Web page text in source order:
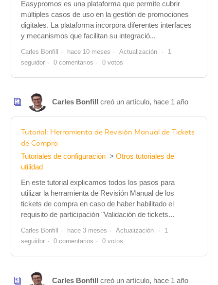
Easypromos es una plataforma que permite cubrir
múltiples casos de uso en la gestión de promociones
digitales. La plataforma incorpora diferentes interfaces
y mecanismos que facilitan su integració...
Carles Bonfill hace 10 meses Actualización
1
seguidor
0 comentarios 0 votos
Carles Bonfill creó un artículo, hace 1 año
Tutorial: Herramienta de Revisión Manual de Tickets
de Compra
Tutoriales de configuración
Otros tutoriales de
utilidad
En este tutorial explicamos todos los pasos para
utilizar la herramienta de Revisión Manual de los
tickets de compra en caso de haber habilitado el
requisito de participación "Validación de tickets...
Carles Bonfill hace 3 meses Actualización
1
seguidor
0 comentarios 0 votos
Carles Bonfill creó un artículo, hace 1 año